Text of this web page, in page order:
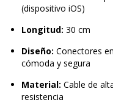
(dispositivo iOS)
Longitud: 30 cm
Diseño: Conectores
cómoda y segura
Material: Cable de
resistencia